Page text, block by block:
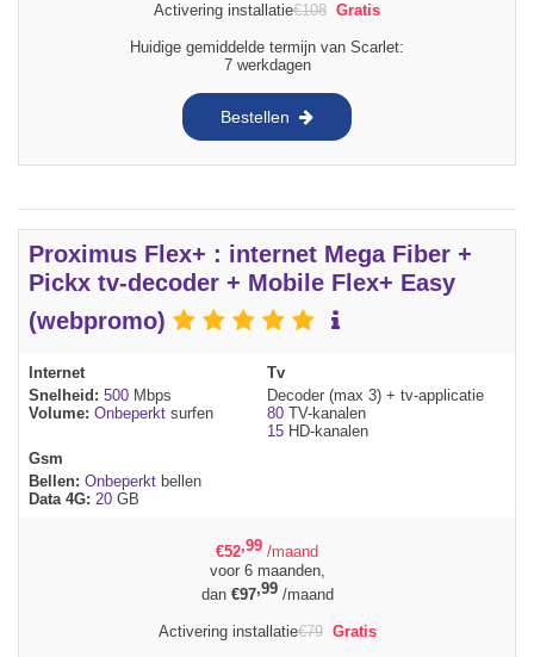
Activering installatie€108 Gratis
Huidige gemiddelde termijn van Scarlet:
7 werkdagen
Bestellen
Proximus Flex+ : internet Mega Fiber +
Pickx tv-decoder + Mobile Flex+ Easy
(webpromo)
Internet
Snelheid: 500 Mbps
Volume: Onbeperkt surfen
Tv
Decoder (max 3) + tv-applicatie
80 TV-kanalen
15 HD-kanalen
Gsm
Bellen: Onbeperkt bellen
Data 4G: 20 GB
€52,99 /maand
voor 6 maanden,
dan €97,99/maand
Activering installatie€79 Gratis